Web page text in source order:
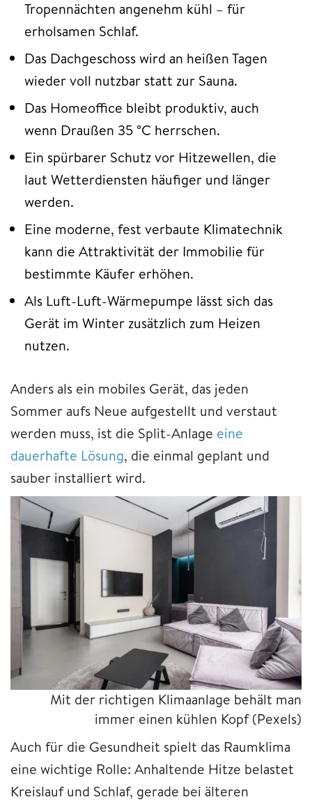
Tropennächten angenehm kühl – für
erholsamen Schlaf.
Das Dachgeschoss wird an heißen Tagen
wieder voll nutzbar statt zur Sauna.
Das Homeoffice bleibt produktiv, auch
wenn Draußen 35 °C herrschen.
Ein spürbarer Schutz vor Hitzewellen, die
laut Wetterdiensten häufiger und länger
werden.
Eine moderne, fest verbaute Klimatechnik
kann die Attraktivität der Immobilie für
bestimmte Käufer erhöhen.
Als Luft-Luft-Wärmepumpe lässt sich das
Gerät im Winter zusätzlich zum Heizen
nutzen.
Anders als ein mobiles Gerät, das jeden
Sommer aufs Neue aufgestellt und verstaut
werden muss, ist die Split-Anlage eine
dauerhafte Lösung, die einmal geplant und
sauber installiert wird.
Mit der richtigen Klimaanlage behält man
immer einen kühlen Kopf(Pexels)
Auch für die Gesundheit spielt das Raumklima
eine wichtige Rolle: Anhaltende Hitze belastet
Kreislauf und Schlaf, gerade bei älteren